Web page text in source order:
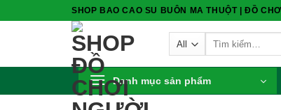
SHOP BAO CAO SU BUÔN MA THUỘT | ĐỒ
Danh mục sản phẩm